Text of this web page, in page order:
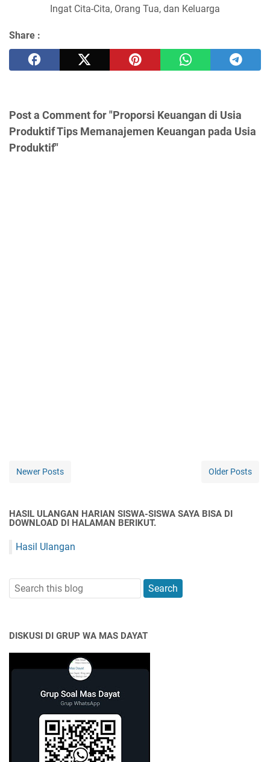
Ingat Cita-Cita, Orang Tua, dan Keluarga
Share :
Post a Comment for "Proporsi Keuangan di Usia
Produktif Tips Memanajemen Keuangan pada Usia
Produktif"
Newer Posts Older Posts
HASIL ULANGAN HARIAN SISWA-SISWA SAYA BISA DI
DOWNLOAD DI HALAMAN BERIKUT.
Hasil Ulangan
DISKUSI DI GRUP WA MAS DAYAT